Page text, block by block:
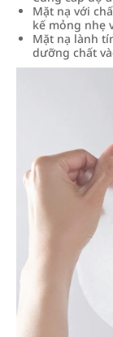
Mặt nạ với
kế mỏng nhẹ
Mặt nạ lành
dưỡng chất